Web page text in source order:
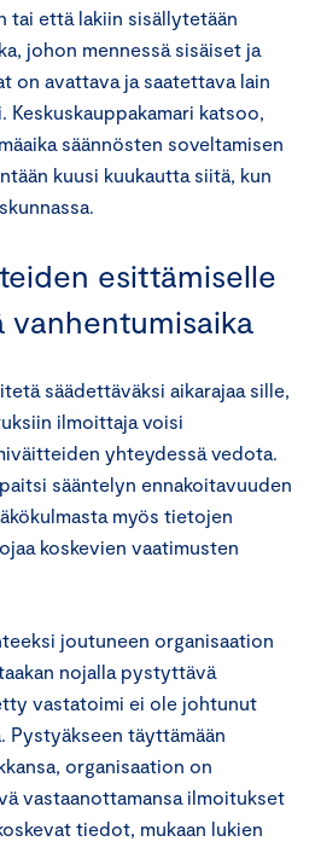
tai että lakiin sisällytetään
johon mennessä sisäiset ja
on avattava ja saatettava lain
Keskuskauppakamari katsoo,
säännösten soveltamisen
kuusi kuukautta siitä, kun
esittämiselle
vanhentumisaika
säädettäväksi aikarajaa sille,
ilmoittaja voisi
yhteydessä vedota.
sääntelyn ennakoitavuuden
myös tietojen
koskevien vaatimusten
joutuneen organisaation
nojalla pystyttävä
vastatoimi ei ole johtunut
täyttämään
organisaation on
vastaanottamansa ilmoitukset
tiedot, mukaan lukien